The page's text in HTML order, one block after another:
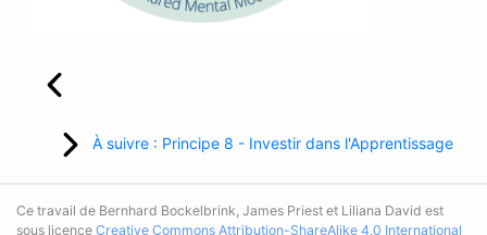
À suivre : Principe 8 - Investir dans l'Apprentissage
Ce travail de Bernhard Bockelbrink, James Priest et Liliana David est
sous licence Creative Commons Attribution-ShareAlike 4.0 International